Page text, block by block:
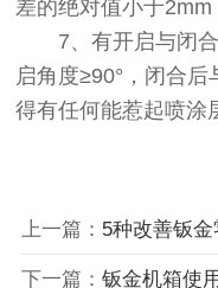
差的绝对值小于2mm
7、有开启与闭合
启角度≥90°，闭合
得有任何能惹起喷涂
上一篇： 5种改善钣
下一篇： 钣金机箱使